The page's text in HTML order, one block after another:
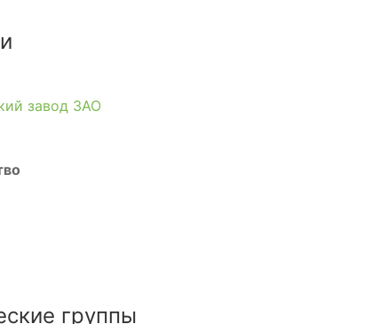
завод ЗАО
группы